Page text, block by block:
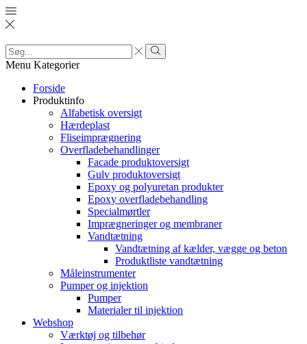
Search
input
Search
Menu Kategorier
Forside
Produktinfo
Alfabetisk oversigt
Hærdeplast
Fliseimprægnering
Overfladebehandlinger
Facade produktoversigt
Gulv produktoversigt
Epoxy og polyuretan produkter
Epoxy overfladebehandling
Specialmørtler
Imprægneringer og membraner
Vandtætning
Vandtætning af kælder, vægge og beton
Produktliste vandtætning
Måleinstrumenter
Pumper og injektion
Pumper
Materialer til injektion
Webshop
Værktøj og tilbehør